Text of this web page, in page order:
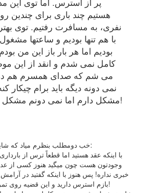
هستیم چند باری برای چندین
نفری، به مسافرت رفتیم. توی
با هم تنها بودیم و ساعتها
بودیم اما هر بار باز این من
کامل نمی شدم و انقد از این
می شم که صدای همسرم هم
نمی دونه دیگه باید برام چیکار
مشکل دارم اما نمی دونم مشکل از کجاست!
خب دومطلب بنظرم میاد که شاید مفید فایده باشه:
وجودتون هست چون میگید هنوز کسی از
خبری نداره! پس هنوز با اینکه گفتید در آرامش
بازم استرس دارید و این قضیه روی تمرکز شما تاثیر داره!